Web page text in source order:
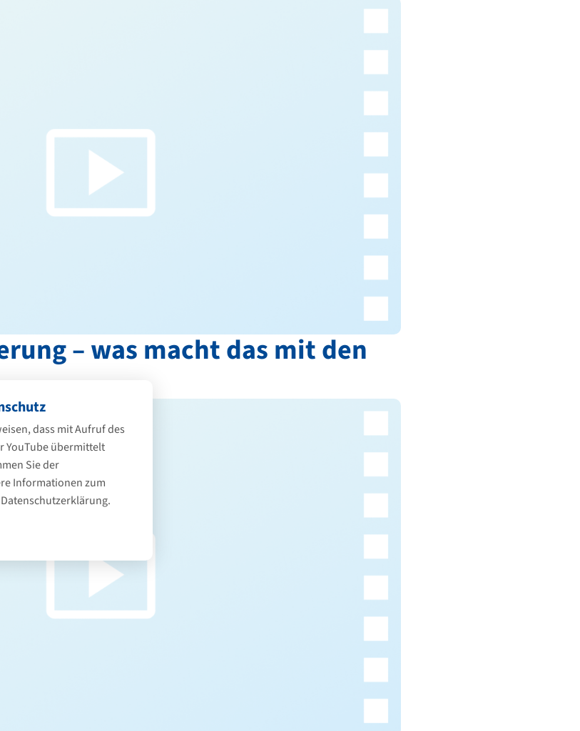
dass mit Aufruf des
YouTube übermittelt
Sie der
Informationen zum
Datenschutzerklärung.
– was macht das mit den